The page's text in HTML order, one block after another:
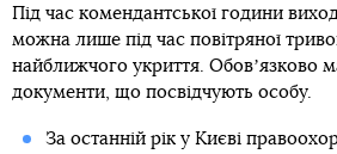
Під час комендантської години
можна лише під час повітряної
найближчого укриття. Обовʼязково
документи, що посвідчують особу.
За останній рік у Києві